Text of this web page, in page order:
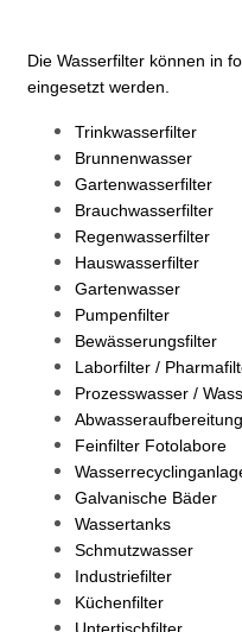
Die Wasserfilter können in
eingesetzt werden.
Trinkwasserfilter
Brunnenwasser
Gartenwasserfilter
Brauchwasserfilter
Regenwasserfilter
Hauswasserfilter
Gartenwasser
Pumpenfilter
Bewässerungsfilter
Laborfilter /
Prozesswasser /
Abwasseraufbereitung
Feinfilter Fotolabore
Galvanische Bäder
Wassertanks
Schmutzwasser
Industriefilter
Küchenfilter